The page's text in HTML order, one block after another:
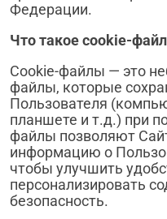
Федерации.
Что такоеcookie-
Cookie-файлы — это
файлы, которые
Пользователя
планшете и т.д.) при
файлы позволяют
информацию о
чтобы улучшить
персонализировать
безопасность.